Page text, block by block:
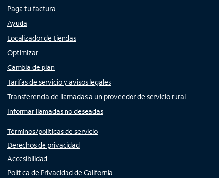
Paga tu factura
Ayuda
Localizador de tiendas
Optimizar
Cambia de plan
Tarifas de servicio y avisos legales
Transferencia de llamadas a un proveedor de servicio rural
Informar llamadas no deseadas
Términos/políticas de servicio
Derechos de privacidad
Accesibilidad
Política de Privacidad de California